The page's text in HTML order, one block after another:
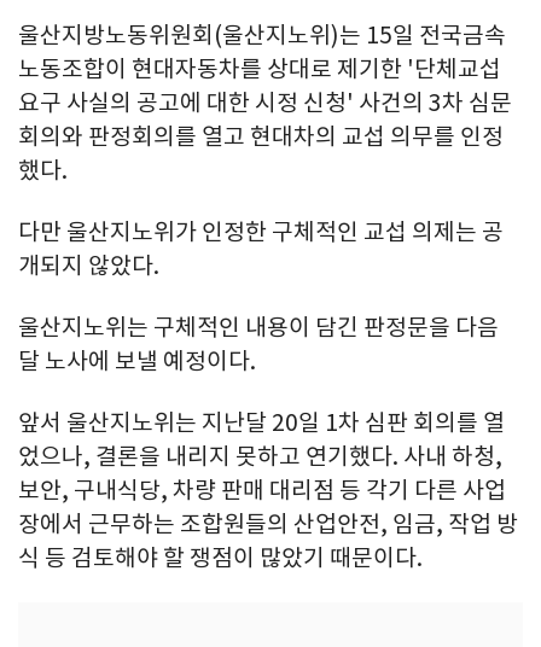
울산지방노동위원회(울산지노위)는 15일 전국금속
노동조합이 현대자동차를 상대로 제기한 '단체교섭
요구 사실의 공고에 대한 시정 신청' 사건의 3차 심문
회의와 판정회의를 열고 현대차의 교섭 의무를 인정
했다.
다만 울산지노위가 인정한 구체적인 교섭 의제는 공
개되지 않았다.
울산지노위는 구체적인 내용이 담긴 판정문을 다음
달 노사에 보낼 예정이다.
앞서 울산지노위는 지난달 20일 1차 심판 회의를 열
었으나, 결론을 내리지 못하고 연기했다. 사내 하청,
보안, 구내식당, 차량 판매 대리점 등 각기 다른 사업
장에서 근무하는 조합원들의 산업안전, 임금, 작업 방
식 등 검토해야 할 쟁점이 많았기 때문이다.